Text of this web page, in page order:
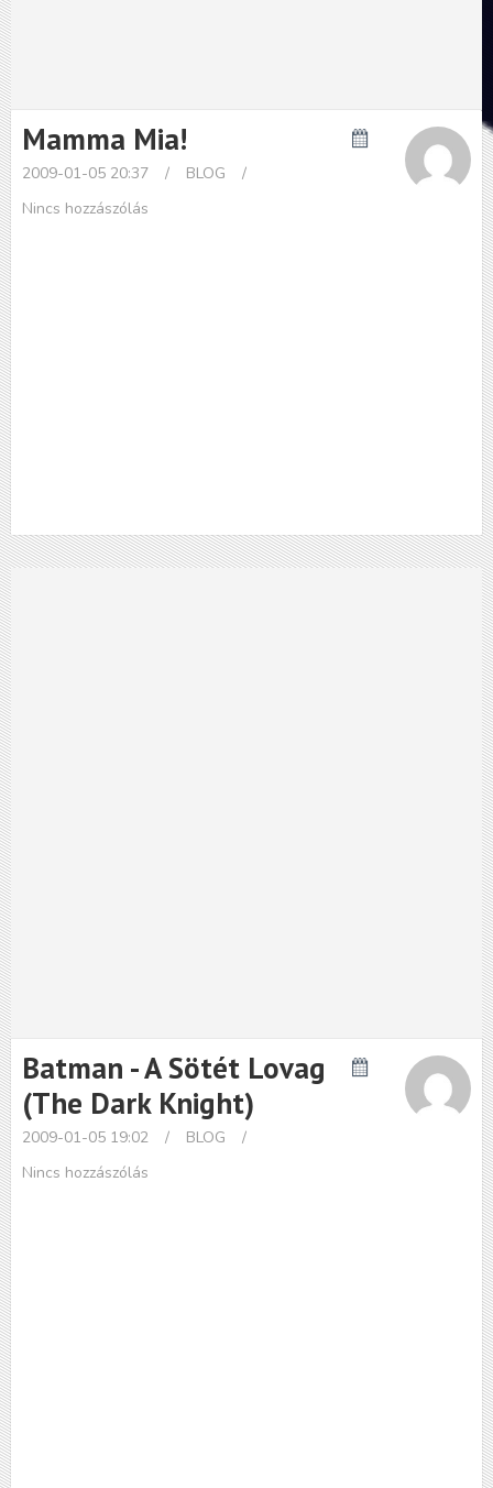
Mamma Mia!
2009-01-05 20:37 / BLOG
/
Nincs hozzászólás
Batman - A Sötét Lovag
(The Dark Knight)
2009-01-05 19:02 / BLOG
/
Nincs hozzászólás